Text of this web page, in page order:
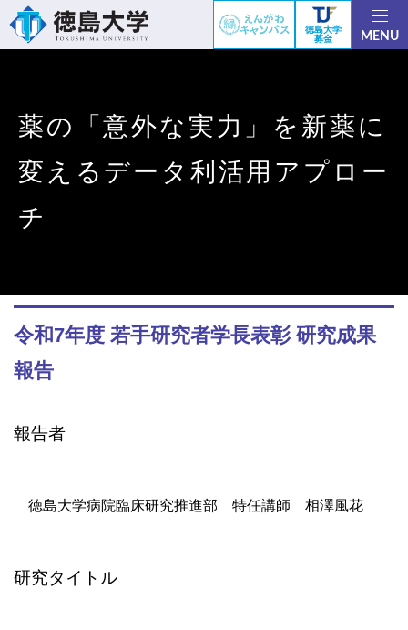
徳島大学
募金
MENU
薬の「意外な実力」を新薬に
変えるデータ利活用アプロー
チ
令和7年度 若手研究者学長表彰 研究成果
報告
報告者
徳島大学病院臨床研究推進部 特任講師 相澤風花
研究タイトル